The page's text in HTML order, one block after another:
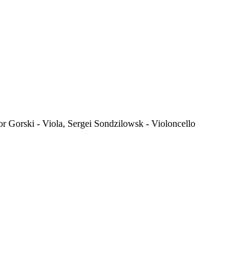
Gorski - Viola, Sergei Sondzilowsk - Violoncello